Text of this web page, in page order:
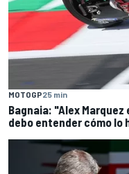
MOTOGP25 min
Bagnaia: "Alex
debo entender cómo lo